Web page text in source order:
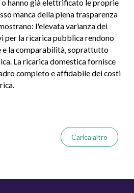
hanno già elettrificato le proprie
manca della piena trasparenza
l'elevata varianza dei
per la ricarica pubblica rendono
la comparabilità, soprattutto
La ricarica domestica fornisce
completo e affidabile dei costi
Carica altro